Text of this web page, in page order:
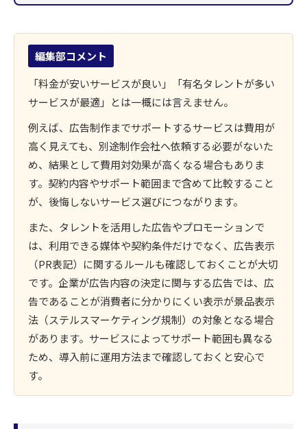
編集部コメント
「料金が安いサービスが良い」「有名タレントが多い
サービスが最適」とは一概には言えません。
例えば、広告制作までサポートするサービスは費用が
高く見えても、別途制作会社へ依頼する必要がないた
め、結果として費用対効果が高くなる場合もありま
す。契約内容やサポート範囲まで含めて比較すること
が、後悔しないサービス選びにつながります。
また、タレントを活用した広告やプロモーションで
は、利用できる媒体や契約条件だけでなく、広告表示
（PR表記）に関するルールも確認しておくことが大切
です。企業が広告内容の決定に関与する広告では、広
告であることが消費者に分かりにくい表示が景品表示
法（ステルスマーケティング規制）の対象となる場合
があります。サービスによってサポート範囲も異なる
ため、導入前に運用方法まで確認しておくと安心で
す。